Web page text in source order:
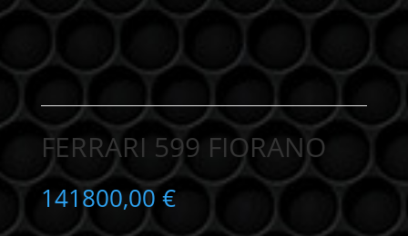
FERRARI 599 FIORANO
141800,00 €